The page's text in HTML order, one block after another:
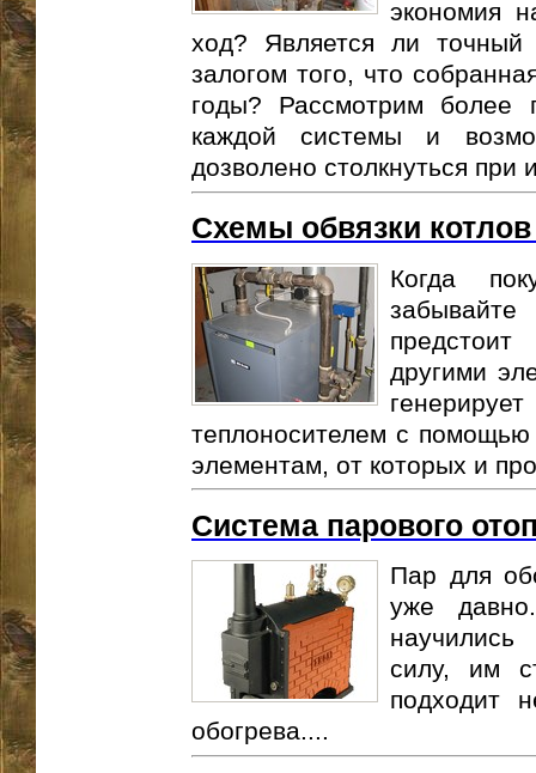
экономия
ход? Является ли
залогом того, что
годы? Рассмотрим более
каждой системы и
дозволено столкнуться при
Схемы обвязки
Когда
другими
теплоносителем с помощью
элементам, от которых и
Система парового
Пар для
уже
силу, им
подходит
обогрева....